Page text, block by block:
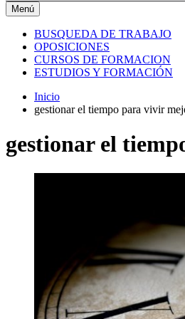
Menú
BUSQUEDA DE TRABAJO
OPOSICIONES
CURSOS DE FORMACION
ESTUDIOS Y FORMACIÓN
Inicio
gestionar el tiempo para vivir
gestionar el